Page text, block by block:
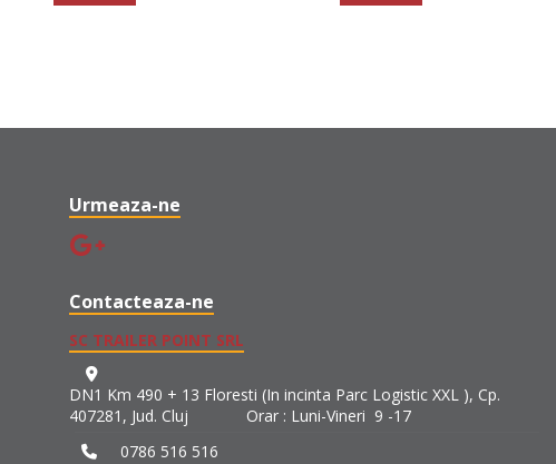
Urmeaza-ne
Contacteaza-ne
SC TRAILER POINT SRL
DN1 Km 490 + 13 Floresti (In incinta Parc Logistic XXL ), Cp.
407281, Jud. Cluj Orar : Luni-Vineri 9 -17
0786 516 516